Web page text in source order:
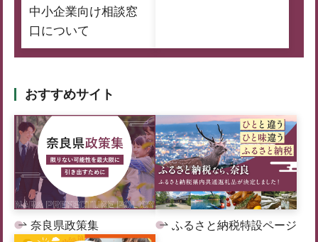
中小企業向け相談窓
口について
おすすめサイト
奈良県政策集 ふるさと納税特設ページ